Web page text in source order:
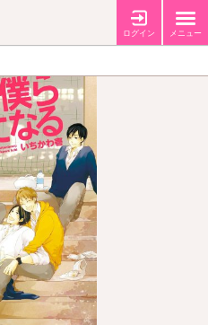
ログイン メニュー